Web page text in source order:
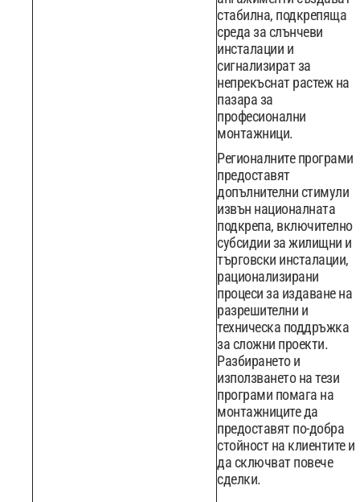
стабилна, подкрепяща
среда за слънчеви
инсталации и
сигнализират за
непрекъснат растеж на
пазара за
професионални
монтажници.
Регионалните програми
предоставят
допълнителни стимули
извън националната
подкрепа, включително
субсидии за жилищни и
търговски инсталации,
рационализирани
процеси за издаване на
разрешителни и
техническа поддръжка
за сложни проекти.
Разбирането и
използването на тези
програми помага на
монтажниците да
предоставят по-добра
стойност на клиентите и
да сключват повече
сделки.